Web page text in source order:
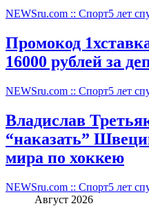
NEWSru.com :: Спорт5 лет
Промокод
16000 рублей за
NEWSru.com :: Спорт5 лет
Владислав
“наказать”
мира по хоккею
NEWSru.com :: Спорт5 лет
Август 2026